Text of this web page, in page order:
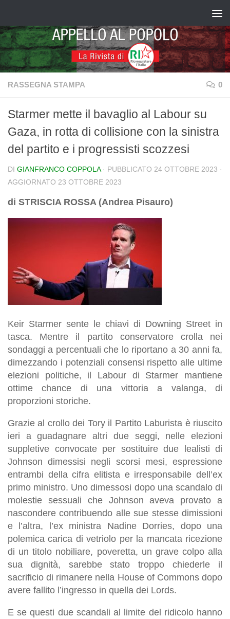
RASSEGNA STAMPA 0
Starmer mette il bavaglio al Labour su
Gaza, in rotta di collisione con la sinistra
del partito e i progressisti scozzesi
DI GIANFRANCO COPPOLA · PUBBLICATO 24 OTTOBRE 2023 ·
AGGIORNATO 23 OTTOBRE 2023
di STRISCIA ROSSA (Andrea Pisauro)
Keir Starmer sente le chiavi di Downing Street in
tasca. Mentre il partito conservatore crolla nei
sondaggi a percentuali che lo riportano a 30 anni fa,
dimezzando i potenziali consensi rispetto alle ultime
elezioni politiche, il Labour di Starmer mantiene
ottime chance di una vittoria a valanga, di
proporzioni storiche.
Grazie al crollo dei Tory il Partito Laburista è riuscito
ieri a guadagnare altri due seggi, nelle elezioni
suppletive convocate per sostituire due lealisti di
Johnson dimessisi negli scorsi mesi, espressione
entrambi della cifra elitista e irresponsabile dell’ex
primo ministro. Uno dimessosi dopo una scandalo di
molestie sessuali che Johnson aveva provato a
nascondere contribuendo alle sue stesse dimissioni
e l’altra, l’ex ministra Nadine Dorries, dopo una
polemica carica di vetriolo per la mancata ricezione
di un titolo nobiliare, poveretta, un grave colpo alla
sua dignità, sarebbe stato troppo chiederle il
sacrificio di rimanere nella House of Commons dopo
avere fallito l’ingresso in quella dei Lords.
E se questi due scandali al limite del ridicolo hanno